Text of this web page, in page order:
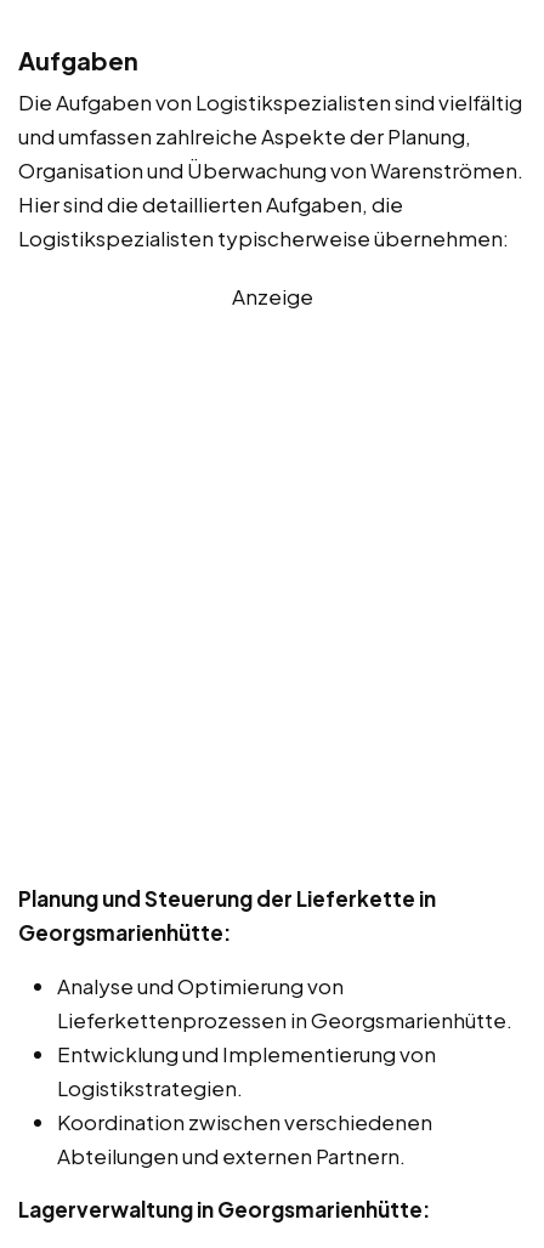
Aufgaben
Die Aufgaben von Logistikspezialisten sind vielfältig
und umfassen zahlreiche Aspekte der Planung,
Organisation und Überwachung von Warenströmen.
Hier sind die detaillierten Aufgaben, die
Logistikspezialisten typischerweise übernehmen:
Anzeige
Planung und Steuerung der Lieferkette in
Georgsmarienhütte:
Analyse und Optimierung von
Lieferkettenprozessen in Georgsmarienhütte.
Entwicklung und Implementierung von
Logistikstrategien.
Koordination zwischen verschiedenen
Abteilungen und externen Partnern.
Lagerverwaltung in Georgsmarienhütte: